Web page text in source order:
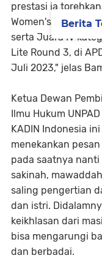
prestasi ia
Women's Drift
serta Juara IV
Lite Round 3, di
Juli 2023," jelas
Ketua Dewan
Ilmu Hukum
KADIN Indonesia
menekankan
pada saatnya
sakinah,
saling pengertian
dan istri.
keikhlasan dari
bisa mengarungi
dan berbadai.
Berita